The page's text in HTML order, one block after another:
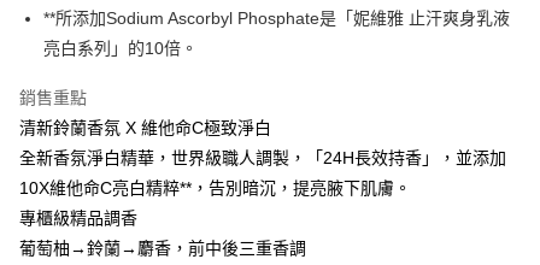
相關說明
【關於「AFTEE先享後付」】
AFTEE先享後付是「在收到商品之後才付款」的支付方式。 讓您購物簡單
１．簡單：不需註冊會員、不需綁卡、不需儲值。
２．便利：只要手機號碼，簡訊認證，即可結帳。
３．安心：先確認商品／服務後，再付款。
【「AFTEE先享後付」結帳流程】
１．於結帳方式選擇「AFTEE先享後付」後，將跳轉至「AFTEE先享後付」
２．訂單成立數日內，您將收到繳費通知簡訊。
即享券
運送方式
全家取貨付款
每筆NT$65，滿NT$390(含以上)免運費
付款後全家取貨
**所添加Sodium Ascorbyl Phosphate是「妮維雅 止汗爽身乳液
亮白系列」的10倍。
銷售重點
清新鈴蘭香氛 X 維他命C極致淨白
全新香氛淨白精華，世界級職人調製，「24H長效持香」，並添加
10X維他命C亮白精粹**，告別暗沉，提亮腋下肌膚。
專櫃級精品調香
葡萄柚→鈴蘭→麝香，前中後三重香調